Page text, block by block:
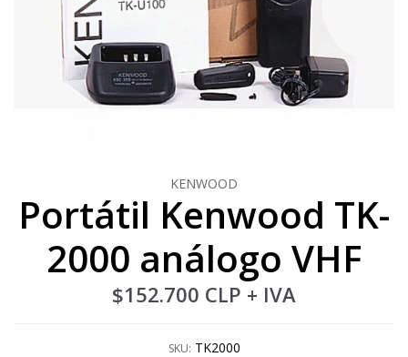
KENWOOD
Portátil Kenwood TK-
2000 análogo VHF
$152.700 CLP + IVA
SKU: TK2000